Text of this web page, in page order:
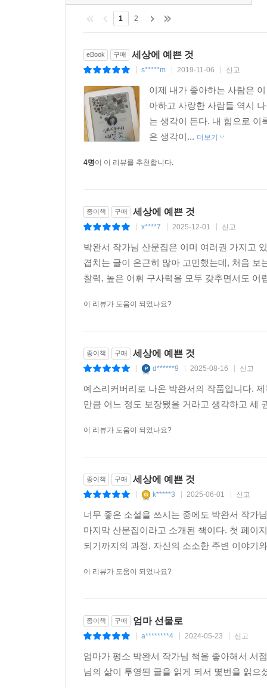
1 2
eBook 구매 세상에 예쁜 것
s*****m 2019-11-06 신고
이제 내가 좋아하는 사람은
아하고 사랑한 사람들 역시
는 생각이 든다. 내 힘으로 이
은 생각이... 더보기
4명이 이 리뷰를 추천합니다.
종이책 구매 세상에 예쁜 것
x****7 2025-12-01 신고
박완서 작가님 산문집은 이미 여러권 가지고
겹치는 글이 은근히 많아 고민했는데, 처음
찰력, 높은 어휘 구사력을 모두 갖추면서도
이 리뷰가 도움이 되었나요?
종이책 구매 세상에 예쁜 것
d******9 2025-08-16 신고
예스리커버리로 나온 박완서의 작품입니다.
만큼 어느 정도 보장됐을 거라고 생각하고 세
이 리뷰가 도움이 되었나요?
종이책 구매 세상에 예쁜 것
k*****3 2025-06-01 신고
너무 좋은 소설을 쓰시는 중에도 박완서 작가
마지막 산문집이라고 소개된 책이다. 첫 페이
되기까지의 과정. 자신의 소소한 주변 이야기
이 리뷰가 도움이 되었나요?
종이책 구매 엄마 선물로
a********4 2024-05-23 신고
엄마가 평소 박완서 작가님 책을 좋아해서 서
님의 삶이 투영된 글을 읽게 되서 몇번을 읽